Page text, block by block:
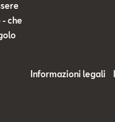
che
Informazioni legali